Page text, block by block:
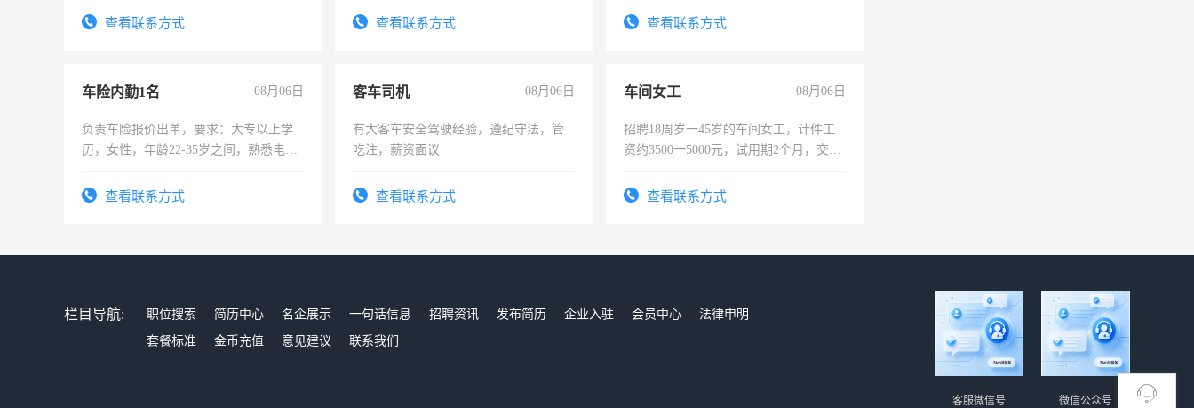
查看联系方式 查看联系方式 查看联系方式
车险内勤1名 08月06日
负责车险报价出单，要求：大专以上学
历，女性，年龄22-35岁之间，熟悉电脑
试用期1-3个月，转正后交纳五险，
查看联系方式
客车司机 08月06日
有大客车安全驾驶经验，遵纪守法，管
吃注，薪资面议
查看联系方式
车间女工 08月06日
招聘18周岁一45岁的车间女工，计件工
资约3500一5000元，试用期2个月，交五
查看联系方式
栏目导航: 职位搜索 简历中心 名企展示 一句话信息 招聘资讯 发布简历 企业入驻 会员中心
法律申明
套餐标准
金币充值 意见建议 联系我们
微信公众号
客服微信号